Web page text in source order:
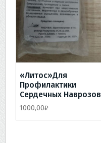
«Литос»для
Профилактики
Сердечных Наврозов
1000,00₽